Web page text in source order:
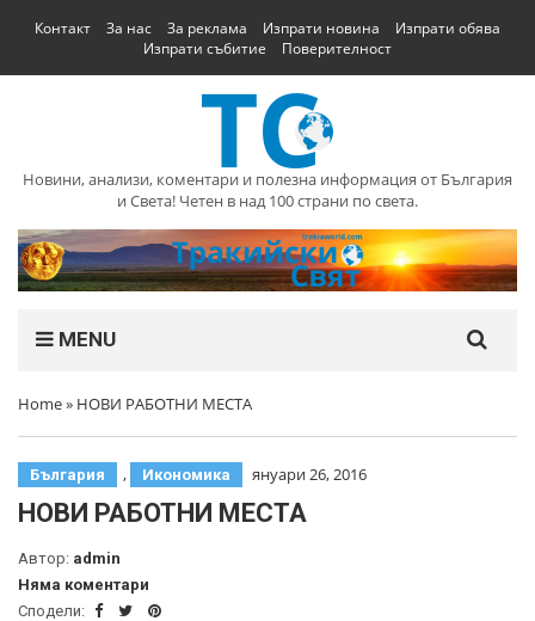
Контакт За нас За реклама Изпрати новина
Изпрати обява
Изпрати събитие
Поверителност
Новини, анализи, коментари и полезна информация от България
и Света! Четен в над 100 страни по света.
MENU
Home» НОВИ РАБОТНИ МЕСТА
България , Икономика януари 26, 2016
НОВИ РАБОТНИ МЕСТА
Автор: admin
Няма коментари
Сподели: